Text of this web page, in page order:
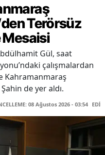
Terörsüz
Mesaisi
Gül, saat
çalışmalardan
Kahramanmaraş
de yer aldı.
08 Ağustos 2026 - 03:54